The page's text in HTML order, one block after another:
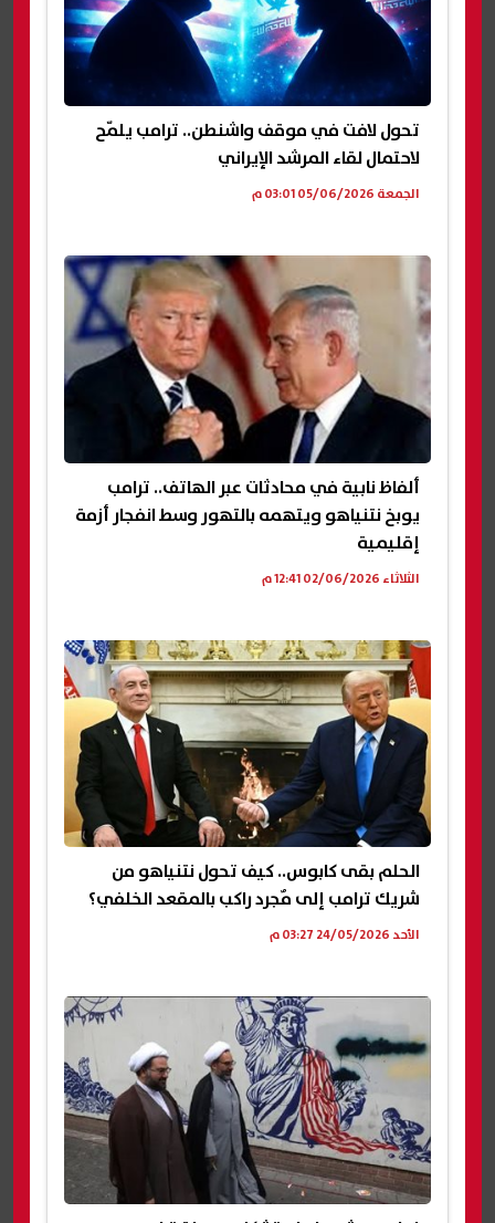
تحول لافت في موقف واشنطن.. ترامب يلمّح
لاحتمال لقاء المرشد الإيراني
الجمعة 05/06/2026 03:01 م
ألفاظ نابية في محادثات عبر الهاتف.. ترامب
يوبخ نتنياهو ويتهمه بالتهور وسط انفجار أزمة
إقليمية
الثلاثاء 02/06/2026 12:41 م
الحلم بقى كابوس.. كيف تحول نتنياهو من
شريك ترامب إلى مٌجرد راكب بالمقعد الخلفي؟
الأحد 24/05/2026 03:27 م